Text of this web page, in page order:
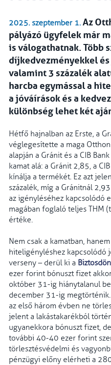
2025. szeptember 1. Az
pályázó ügyfelek már
is válogathatnak. Több
díjkedvezményekkel
valamint 3 százalék
harcba egymással a
a jóváírások és a
különbség lehet két
Hétfő hajnalban az Erste, a
véglegesítette a maga
alapján a Gránit és a CIB
kamat alá: a Gránit 2,85, a
kínálja a termékét. Ez azt
százalék, míg a Gránitnál
az igényléséhez kapcsolódó
magában foglaló teljes THM
értéke.
Nem csak a kamatban,
hiteligényléshez kapcsolódó
verseny – derül ki a
ezer forint bónuszt fizet
október 31-ig hiánytalanul
december 31-ig
az első három évben ne
jelent a lakástakarékból
ugyanekkora bónuszt fizet,
további 40-40 ezer forint
törlesztésvédelmi és
pénzügyi előny elérheti a